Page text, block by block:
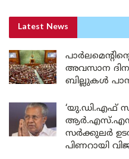
Latest News
അവസാന
ബില്ലുകൾ
‘യു.ഡി.എഫ്
ആർ.എസ്.എസ്
സർക്കുലർ
പിണറായി